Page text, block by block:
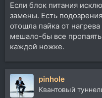
Если блок питания
замены. Есть
отошла пайка от
мешало-бы все
каждой ножке.
pinhole
Квантовый